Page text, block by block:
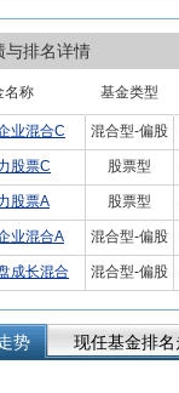
与排名详情
名称 基金类型
业混合C 混合型-偏股
股票C 股票型
股票A 股票型
业混合A 混合型-偏股
成长混合 混合型-偏股
势 现任基金排名